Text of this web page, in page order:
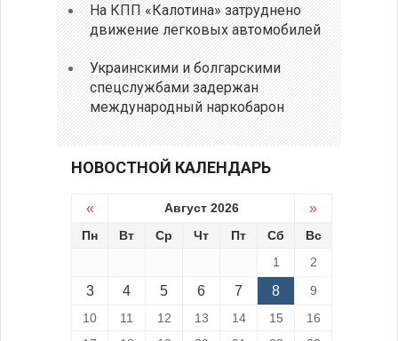
На КПП «Калотина» затруднено
движение легковых автомобилей
Украинскими и болгарскими
спецслужбами задержан
международный наркобарон
НОВОСТНОЙ КАЛЕНДАРЬ
« Август 2026 »
Пн Вт Ср Чт Пт Сб
Вс
1
2
3 4 5 6 7 8
9
10
11 12 13 14 15
16